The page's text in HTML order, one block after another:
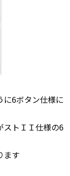
に6ボタン仕様に
ストＩＩ仕様の6
ます